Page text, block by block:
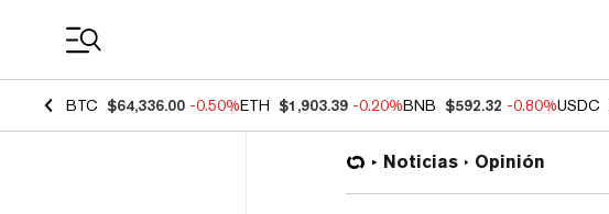
BTC $64,336.00 -0.50%ETH $1,903.39 -0.20%BNB $592.32 -0.80%USDC
Noticias Opinión